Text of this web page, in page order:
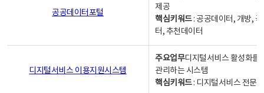
공공데이터포털
제공
핵심키워드: 공공데이터, 개방,
터, 추천데이터
디지털서비스 이용지원시스템
주요업무디지털서비스 활성화를
관리하는 시스템
핵심키워드: 디지털서비스 전문